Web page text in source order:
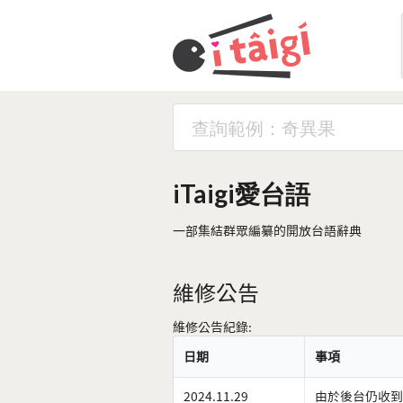
iTaigi愛台語
一部集結群眾編纂的開放台語辭典
維修公告
維修公告紀錄:
日期
事項
2024.11.29 由於後台仍收